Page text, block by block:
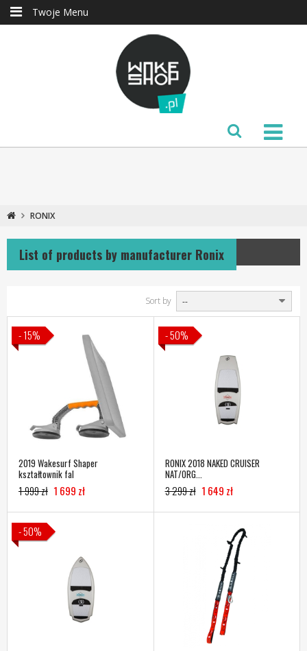
Twoje Menu
RONIX
List of products by manufacturer Ronix
Sort by
- 15%
2019 Wakesurf Shaper
kształtownik fal
1 999 zł 1 699 zł
- 50%
RONIX 2018 NAKED CRUISER
NAT/ORG...
3 299 zł 1 649 zł
- 50%